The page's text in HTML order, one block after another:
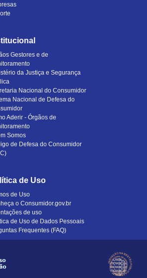
Gestores e de
da Justiça e Segurança
Nacional do Consumidor
Nacional de Defesa do
Aderir - Órgãos de
Somos
de Defesa do Consumidor
de Uso
de Uso
o Consumidor.gov.br
de uso
de Uso de Dados Pessoais
Frequentes (FAQ)